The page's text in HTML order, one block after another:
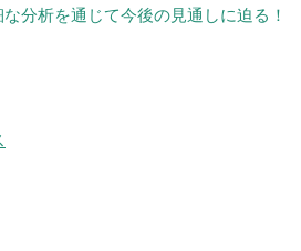
分析を通じて今後の見通しに迫る！